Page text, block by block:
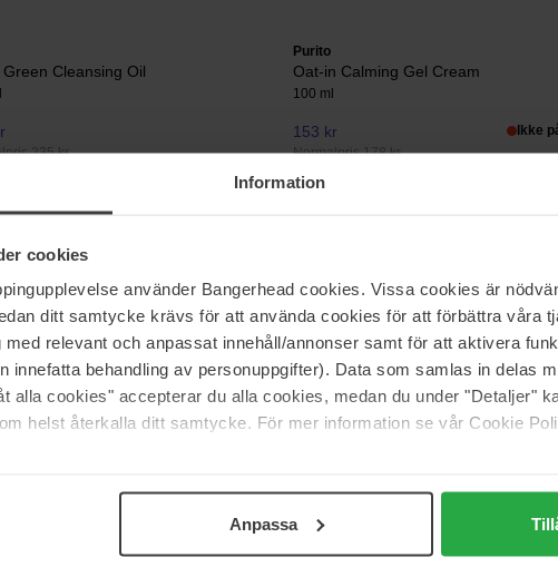
Information
cookies
använder Bangerhead cookies. Vissa cookies är
ditt samtycke krävs för att använda cookies för att förbättra våra
relevant och anpassat innehåll/annonser samt för att aktivera
innefatta behandling av personuppgifter). Data som samlas in delas
alla cookies" accepterar du alla cookies, medan du under "Detaljer"
helst återkalla ditt samtycke. För mer information se vår Cookie
Anpassa
Cleansing Oil
235 kr
Purito
Oat-in Calming Gel Cream
100 ml
153 kr
Normalpris 178 kr
Ikke
Ceramide Sleeping Pack
214 kr
Superfruit Serum
Purito
Fermented Complex 94 Boosting